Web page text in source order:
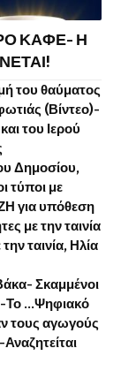
ΚΑΦΕ- Η
του θαύματος
(Βίντεο)-
του Ιερού
Δημοσίου,
τύποι με
για υπόθεση
με την ταινία
ταινία, Ηλία
Σκαμμένοι
-Το …Ψηφιακό
τους αγωγούς